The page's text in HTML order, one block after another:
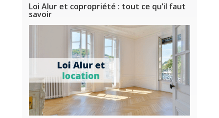
Loi Alur et copropriété : tout ce qu’il faut
savoir